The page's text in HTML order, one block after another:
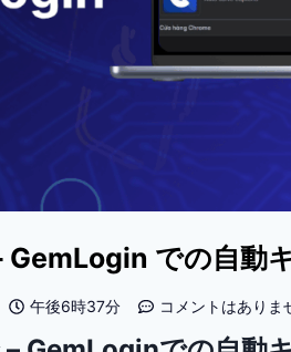
での自動
午後6時37分 コメントはありま